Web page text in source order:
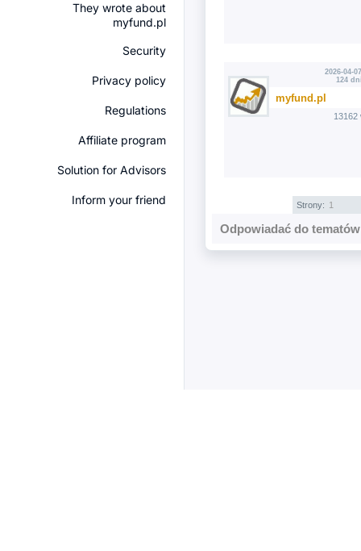
They wrote about
myfund.pl
Security
Privacy policy
Regulations
Affiliate program
Solution for Advisors
Inform your friend
2026-04-
124
myfund.pl
13162
Strony: 1
Odpowiadać do